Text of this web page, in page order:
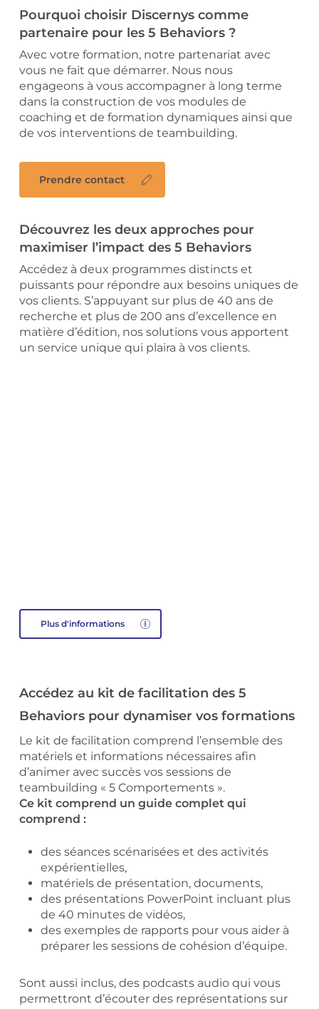
Pourquoi choisir Discernys comme
partenaire pour les 5 Behaviors ?
Avec votre formation, notre partenariat avec
vous ne fait que démarrer. Nous nous
engageons à vous accompagner à long terme
dans la construction de vos modules de
coaching et de formation dynamiques ainsi que
de vos interventions de teambuilding.
Prendre contact
Découvrez les deux approches pour
maximiser l’impact des 5 Behaviors
Accédez à deux programmes distincts et
puissants pour répondre aux besoins uniques de
vos clients. S’appuyant sur plus de 40 ans de
recherche et plus de 200 ans d’excellence en
matière d’édition, nos solutions vous apportent
un service unique qui plaira à vos clients.
Plus d'informations
Accédez au kit de facilitation des 5
Behaviors pour dynamiser vos formations
Le kit de facilitation comprend l’ensemble des
matériels et informations nécessaires afin
d’animer avec succès vos sessions de
teambuilding « 5 Comportements ».
Ce kit comprend un guide complet qui
comprend :
des séances scénarisées et des activités
expérientielles,
matériels de présentation, documents,
des présentations PowerPoint incluant plus
de 40 minutes de vidéos,
des exemples de rapports pour vous aider à
préparer les sessions de cohésion d’équipe.
Sont aussi inclus, des podcasts audio qui vous
permettront d’écouter des représentations sur